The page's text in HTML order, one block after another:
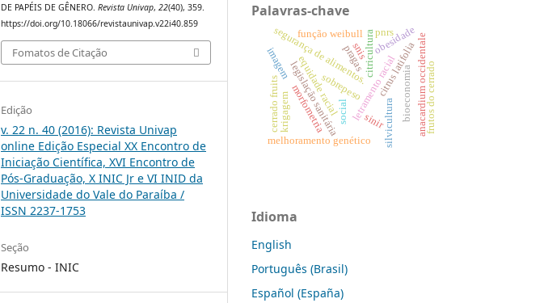
DE PAPÉIS DE GÊNERO.Revista Univap,22(40), 359.
https://doi.org/10.18066/revistaunivap.v22i40.859
Fomatos de Citação
Edição
v. 22 n. 40 (2016): Revista Univap
online Edição Especial XX Encontro de
Iniciação Científica, XVI Encontro de
Pós-Graduação, X INIC Jr e VI INID da
Universidade do Vale do Paraíba /
ISSN 2237-1753
Seção
Resumo - INIC
Palavras-chave
equidade racialletramento racial
segurança de alimentos.
legislação sanitária citrus latifolia
citricultura
melhoramento genético
anacardium occidentale
pragas
morfometria
função weibull
silvicultura
sobrepeso
obesidade
krigagem
cerrado fruits bioeconomia frutos do cerrado
pnrs
snis
sinir
imagem
social
Idioma
English
Português (Brasil)
Español (España)